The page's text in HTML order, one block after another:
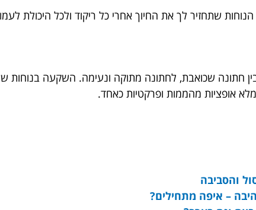
שתחזיר לך את החיוך אחרי כל ריקוד ולכל היכולת
שכואבת, לחתונה מתוקה ונעימה. השקעה בנוחות
אופציות מהממות ופרקטיות כאחד.
והסביבה
– איפה מתחילים?